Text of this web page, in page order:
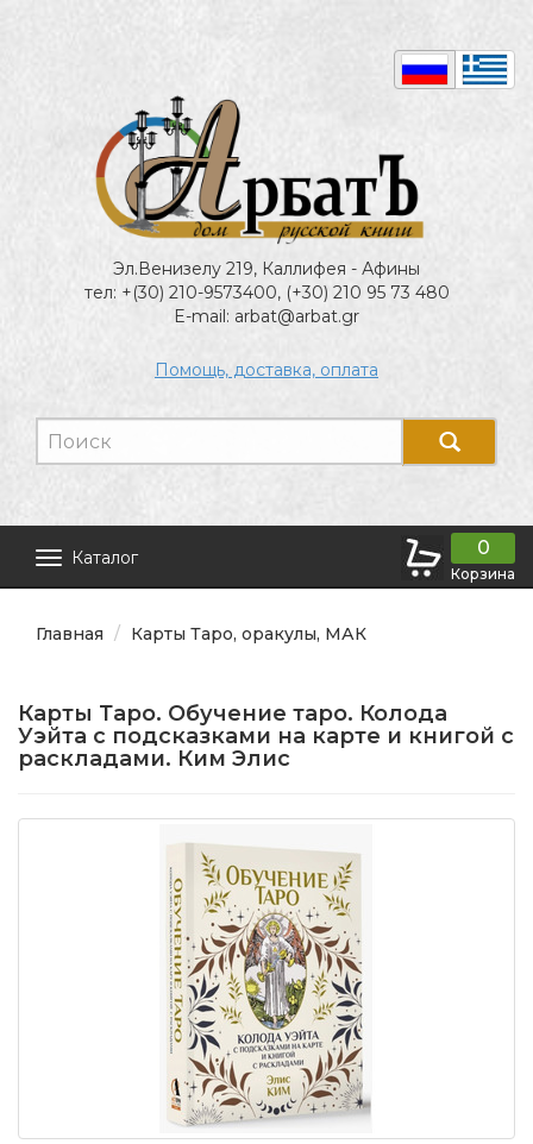
Эл.Венизелу 219, Каллифея - Афины
тел: +(30) 210-9573400, (+30) 210 95 73 480
E-mail: arbat@arbat.gr
Помощь, доставка, оплата
Каталог 0
Корзина
Главная Карты Таро, оракулы, МАК
Карты Таро. Обучение таро. Колода
Уэйта с подсказками на карте и книгой с
раскладами. Ким Элис